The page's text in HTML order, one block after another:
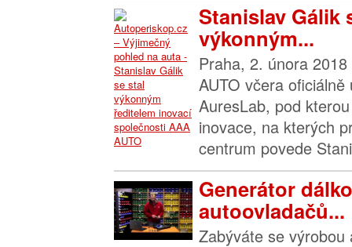
Stanislav Gálik
výkonným...
Praha, 2. února
AUTO včera
AuresLab, pod
inovace, na kterých
centrum povede
Generátor
autoovladačů...
Zabýváte se